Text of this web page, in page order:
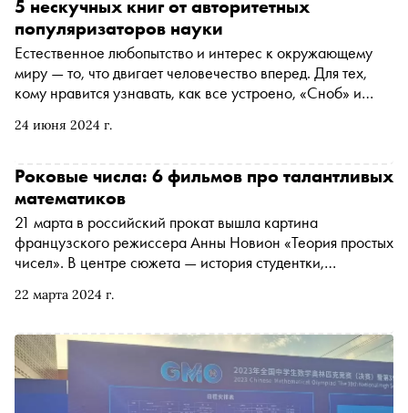
24 июня 2024 г.
5 нескучных книг от авторитетных
популяризаторов науки
Естественное любопытство и интерес к окружающему
миру — то, что двигает человечество вперед. Для тех,
кому нравится узнавать, как все устроено, «Сноб» и
авторитетных авторов
22 марта 2024 г.
Роковые числа: 6 фильмов про талантливых
математиков
21 марта в российский прокат вышла картина
французского режиссера Анны Новион «Теория простых
чисел». В центре сюжета — история студентки,
«Сноб» рассказывает об этой и других кинолентах,
чисел, величин и пространственных форм